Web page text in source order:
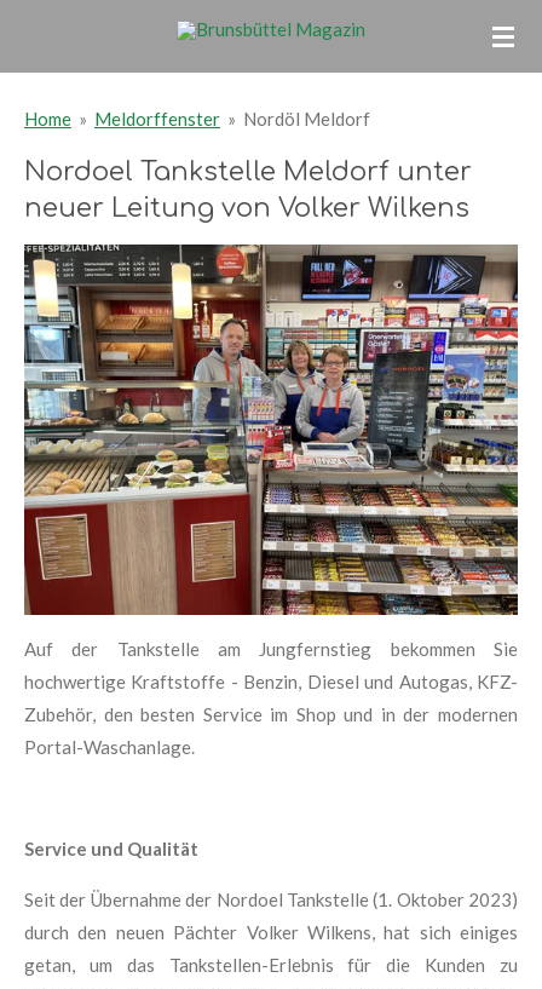
Home » Meldorffenster » Nordöl Meldorf
Nordoel Tankstelle Meldorf unter
neuer Leitung von Volker Wilkens
Auf der Tankstelle am Jungfernstieg bekommen Sie
hochwertige Kraftstoffe - Benzin, Diesel und Autogas, KFZ-
Zubehör, den besten Service im Shop und in der modernen
Portal-Waschanlage.
Service und Qualität
Seit der Übernahme der Nordoel Tankstelle (1. Oktober 2023)
durch den neuen Pächter Volker Wilkens, hat sich einiges
getan, um das Tankstellen-Erlebnis für die Kunden zu